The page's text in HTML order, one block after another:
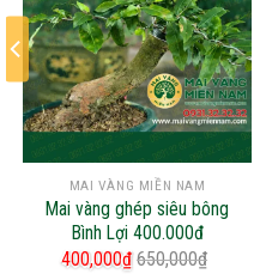
MAI VÀNG MIỀN NAM
Mai vàng ghép siêu bông
Bình Lợi 400.000đ
400,000₫ 650,000₫